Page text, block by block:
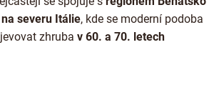
severu Itálie, kde se moderní podoba
zhruba v 60. a 70. letech